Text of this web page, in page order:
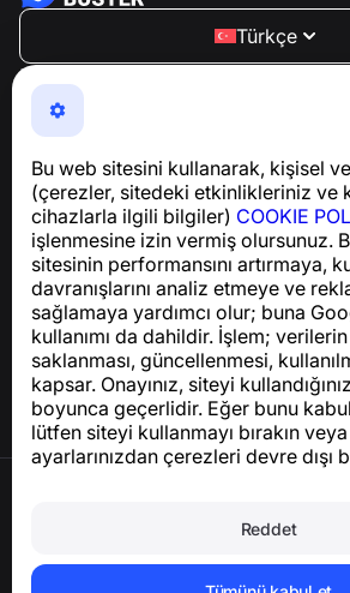
Bu web sitesini kullanarak, kişisel
(çerezler, sitedeki etkinlikleriniz ve
cihazlarla ilgili bilgiler) COOKIE
işlenmesine izin vermiş olursunuz.
sitesinin performansını artırmaya,
davranışlarını analiz etmeye ve
sağlamaya yardımcı olur; buna
kullanımı da dahildir. İşlem;
saklanması, güncellenmesi,
kapsar. Onayınız, siteyi
boyunca geçerlidir. Eğer bunu
lütfen siteyi kullanmayı bırakın veya
ayarlarınızdan çerezleri devre dışı
Reddet
Türkçe
NumBuster © 2013—2026 ·
Telefon dolandırıcılığına, spam’e ve
mesajlara karşı koruma sağlayan
GDPR uyumluluğu ile ilgili sorular
support@numbuster.com
Yardım Merkezi
Haberler ve Makaleler
Proje hakkında
İletişim
Hesabı ve kişisel verileri silin